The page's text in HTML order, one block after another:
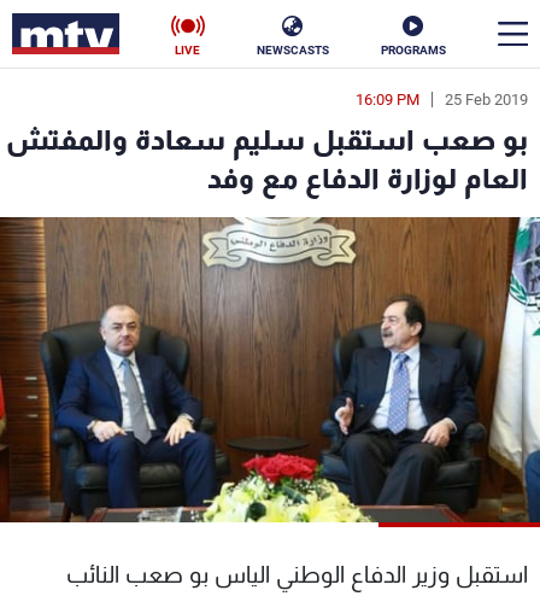
PROGRAMS
NEWSCASTS
LIVE
25 Feb 2019
16:09 PM
بو صعب استقبل سليم سعادة والمفتش
العام لوزارة الدفاع مع وفد
استقبل وزير الدفاع الوطني الياس بو صعب النائب
en
الأخبار
سياسة ناس
إقتصاد فن
منوعات رياضة
كأس العالم
البرامج
جدول البرامج
شاهد البرامج